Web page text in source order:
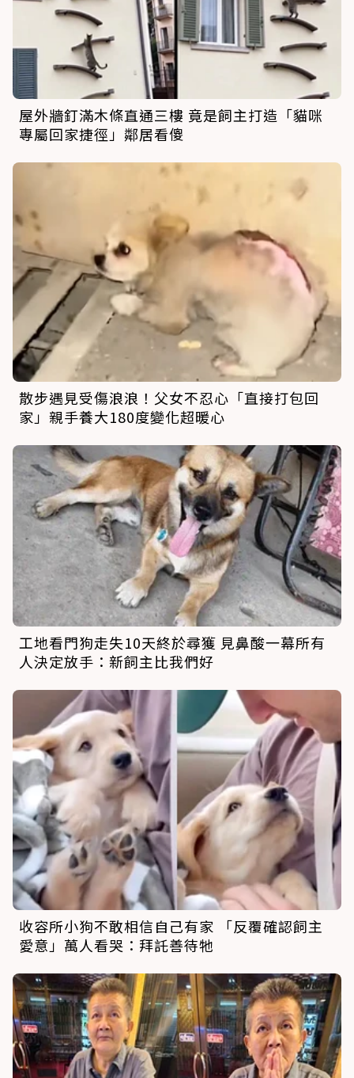
屋外牆釘滿木條直通三樓 竟是飼主打造「貓咪
專屬回家捷徑」鄰居看傻
散步遇見受傷浪浪！父女不忍心「直接打包回
家」親手養大180度變化超暖心
工地看門狗走失10天終於尋獲 見鼻酸一幕所有
人決定放手：新飼主比我們好
收容所小狗不敢相信自己有家 「反覆確認飼主
愛意」萬人看哭：拜託善待牠